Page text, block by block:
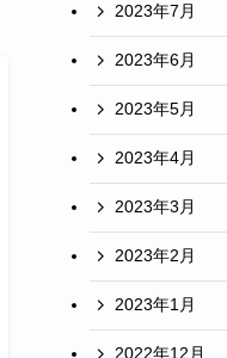
2023年7月
2023年6月
2023年5月
2023年4月
2023年3月
2023年2月
2023年1月
2022年12月